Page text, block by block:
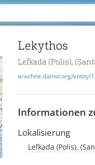
Lekythos
Lefkada (Polis),
arachne.dainst.org/entity/
Informationen
Lokalisierung
Lefkada (Polis),